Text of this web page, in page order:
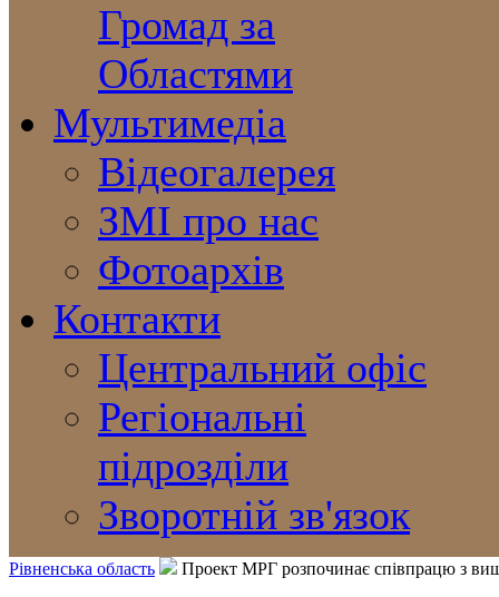
Громад за
Областями
Мультимедіа
Відеогалерея
ЗМІ про нас
Фотоархів
Контакти
Центральний офіс
Регіональні
підрозділи
Зворотній зв'язок
Рівненська область Проект МРГ розпочинає співпрацю з